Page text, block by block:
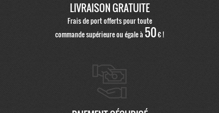
LIVRAISON GRATUITE
Frais de port offerts pour toute
commande supérieure ou égale à 50€ !